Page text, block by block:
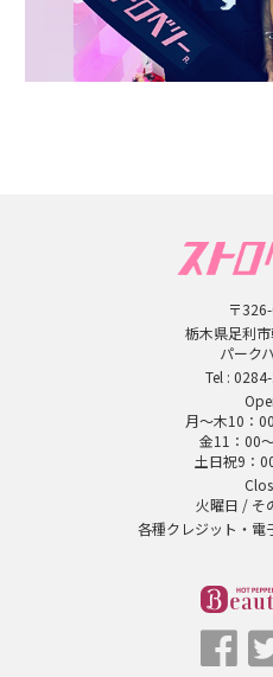
〒
栃木県足利
パーク
Tel :
月～木10：
金11：00
土日祝9：
火曜日 / そ
各種クレジット・電